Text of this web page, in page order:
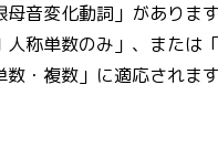
音変化動詞」がありま
称単数のみ」、または
・複数」に適応されま